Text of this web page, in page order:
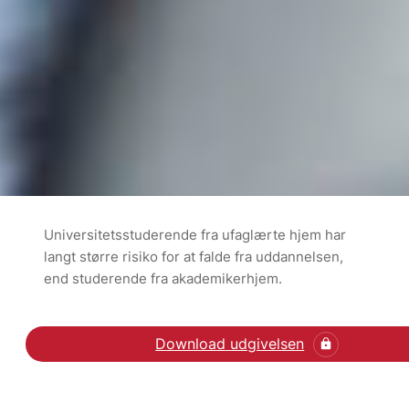
Universitetsstuderende fra ufaglærte hjem har
langt større risiko for at falde fra uddannelsen,
end studerende fra akademikerhjem.
Download udgivelsen